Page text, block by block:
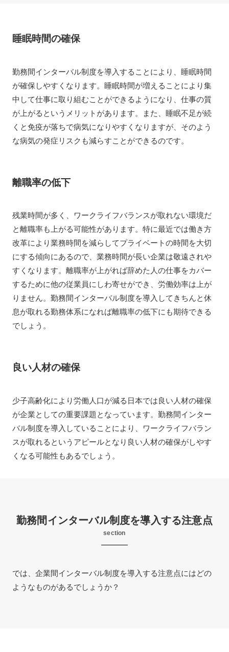
睡眠時間の確保
勤務間インターバル制度を導入することにより、睡眠時間
が確保しやすくなります。睡眠時間が増えることにより集
中して仕事に取り組むことができるようになり、仕事の質
が上がるというメリットがあります。また、睡眠不足が続
くと免疫が落ちで病気になりやすくなりますが、そのよう
な病気の発症リスクも減らすことができるのです。
離職率の低下
残業時間が多く、ワークライフバランスが取れない環境だ
と離職率も上がる可能性があります。特に最近では働き方
改革により業務時間を減らしてプライベートの時間を大切
にする傾向にあるので、業務時間が長い企業は敬遠されや
すくなります。離職率が上がれば辞めた人の仕事をカバー
するために他の従業員にしわ寄せができ、労働効率は上が
りません。勤務間インターバル制度を導入してきちんと休
息が取れる勤務体系になれば離職率の低下にも期待できる
でしょう。
良い人材の確保
少子高齢化により労働人口が減る日本では良い人材の確保
が企業としての重要課題となっています。勤務間インター
バル制度を導入していることにより、ワークライフバラン
スが取れるというアピールとなり良い人材の確保がしやす
くなる可能性もあるでしょう。
勤務間インターバル制度を導入する注意点
section
では、企業間インターバル制度を導入する注意点にはどの
ようなものがあるでしょうか？